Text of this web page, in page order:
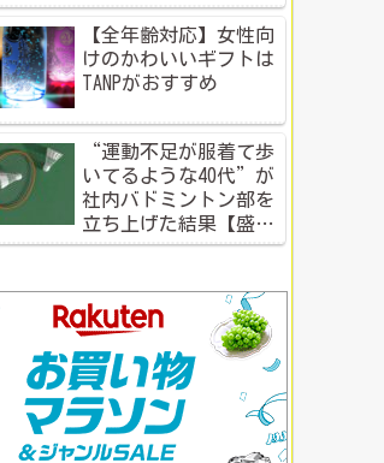
【全年齢対応】女性向
けのかわいいギフトは
TANPがおすすめ
“運動不足が服着て歩
いてるような40代”が
社内バドミントン部を
立ち上げた結果【盛り
上がる社内イベント成